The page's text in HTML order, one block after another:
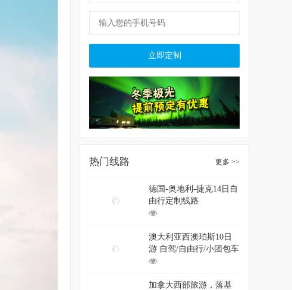
立即定制
热门线路 更多 >>
德国-奥地利-捷克14日自
由行定制线路
澳大利亚西澳珀斯10日
游 自驾/自由行/小团包车
游
加拿大西部旅游，落基